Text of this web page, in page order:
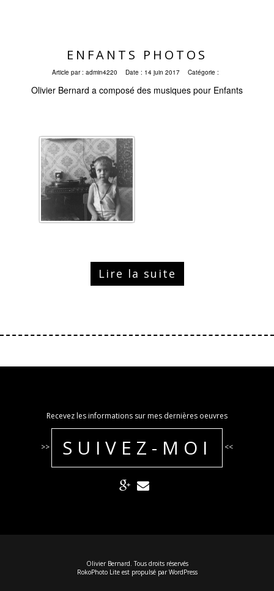
ENFANTS PHOTOS
Article par : admin4220 Date : 14 juin 2017 Catégorie :
Olivier Bernard a composé des musiques pour Enfants
Lire la suite
Recevez les informations sur mes dernières oeuvres
>> SUIVEZ-MOI <<
Olivier Bernard. Tous droits réservés
RokoPhoto Liteest propulsé par WordPress